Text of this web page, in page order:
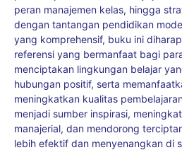
peran manajemen kelas, hingga
dengan tantangan pendidikan
yang komprehensif, buku ini
referensi yang bermanfaat bagi
menciptakan lingkungan belajar
hubungan positif, serta
meningkatkan kualitas
menjadi sumber inspirasi,
manajerial, dan mendorong
lebih efektif dan menyenangkan di